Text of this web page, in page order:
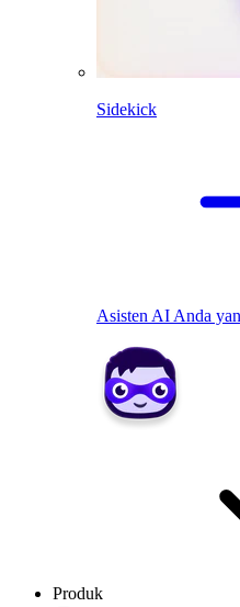
Sidekick
Asisten AI Anda
Produk